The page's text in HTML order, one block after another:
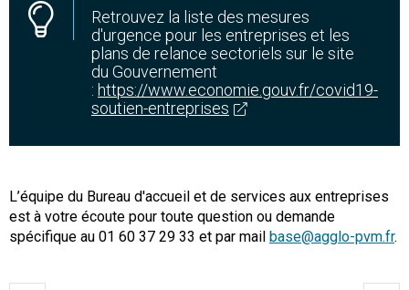
Retrouvez la liste des mesures
d'urgence pour les entreprises et les
plans de relance sectoriels sur le site
du Gouvernement
: https://www.economie.gouv.fr/covid19-
soutien-entreprises
L’équipe du Bureau d'accueil et de services aux entreprises
est à votre écoute pour toute question ou demande
spécifique au 01 60 37 29 33 et par mail base@agglo-pvm.fr.